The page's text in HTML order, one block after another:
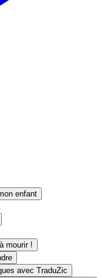
enfant
mourir !
avec TraduZic